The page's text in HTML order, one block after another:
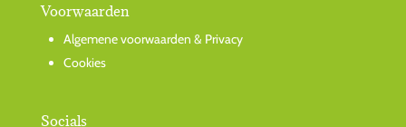
Voorwaarden
Algemene voorwaarden & Privacy
Cookies
Socials